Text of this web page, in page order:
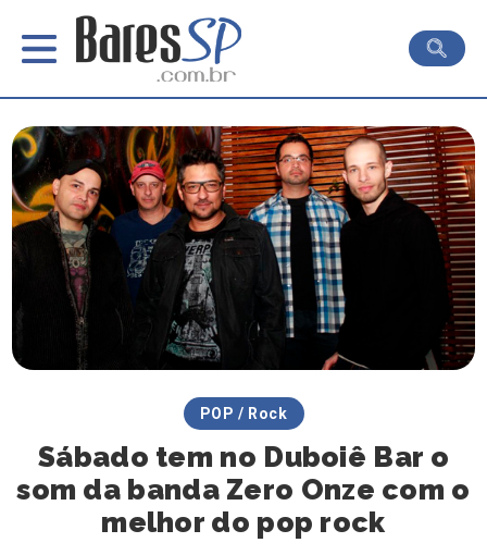
POP / Rock
Sábado tem no Duboiê Bar o
som da banda Zero Onze com o
melhor do pop rock